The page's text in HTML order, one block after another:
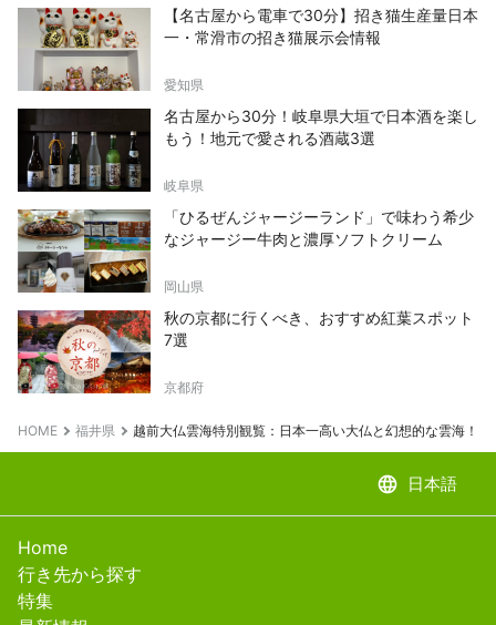
【名古屋から電車で30分】招き猫生産量日本
一・常滑市の招き猫展示会情報
愛知県
名古屋から30分！岐阜県大垣で日本酒を楽し
もう！地元で愛される酒蔵3選
岐阜県
「ひるぜんジャージーランド」で味わう希少
なジャージー牛肉と濃厚ソフトクリーム
岡山県
秋の京都に行くべき、おすすめ紅葉スポット
7選
京都府
HOME 福井県 越前大仏雲海特別観覧：日本一高い大仏と幻想的な雲海！
language 日本語
Home
行き先から探す
特集